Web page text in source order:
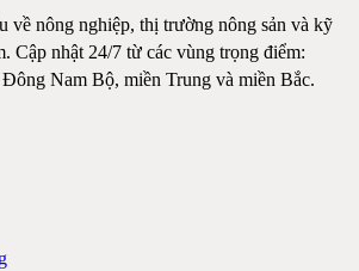
về nông nghiệp, thị trường nông sản và kỹ
Cập nhật 24/7 từ các vùng trọng điểm:
Nam Bộ, miền Trung và miền Bắc.